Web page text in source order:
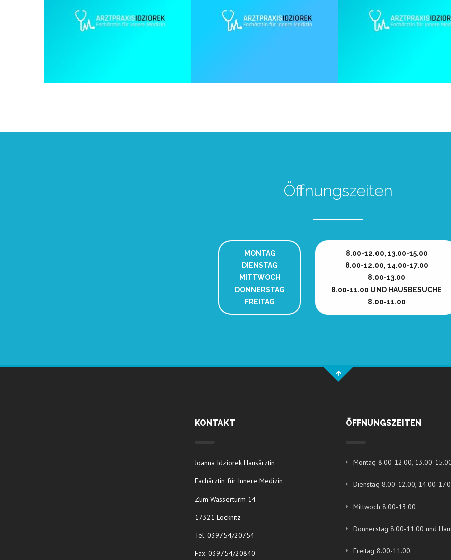
Öffnungszeiten
MONTAG
DIENSTAG
MITTWOCH
DONNERSTAG
FREITAG
8.00-12.00, 13.00-15.00
8.00-12.00, 14.00-17.00
8.00-13.00
8.00-11.00 UND HAUSBESUCHE
8.00-11.00
KONTAKT
Joanna Idziorek Hausärztin
Fachärztin für Innere Medizin
Zum Wasserturm 14
17321 Löcknitz
Tel. 039754/20754
Fax. 039754/20840
ÖFFNUNGSZEITEN
Montag 8.00-12.00, 13.00-
Dienstag 8.00-12.00, 14.00-
Mittwoch 8.00-13.00
Donnerstag 8.00-11.00 und
Freitag 8.00-11.00